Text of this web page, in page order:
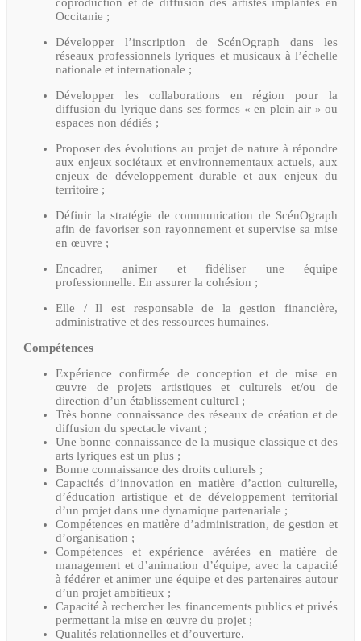
Occitanie ;
Développer l’inscription de ScénOgraph dans les
réseaux professionnels lyriques et musicaux à l’échelle
nationale et internationale ;
Développer les collaborations en région pour la
diffusion du lyrique dans ses formes « en plein air » ou
espaces non dédiés ;
Proposer des évolutions au projet de nature à répondre
aux enjeux sociétaux et environnementaux actuels, aux
enjeux de développement durable etaux enjeux du
territoire ;
Définir la stratégie de communication de ScénOgraph
afin de favoriser son rayonnement et supervise sa mise
en œuvre ;
Encadrer, animer et fidéliser une équipe
professionnelle. En assurer la cohésion ;
Elle / Il est responsable de la gestion financière,
administrative et des ressources humaines.
Compétences
Expérience confirmée de conception et de mise en
œuvre de projets artistiques et culturels et/ou de
direction d’un établissement culturel ;
Très bonne connaissance des réseaux de création et de
diffusion du spectacle vivant ;
Une bonne connaissance de la musique classique et des
arts lyriques est un plus ;
Bonne connaissance des droits culturels ;
Capacités d’innovation en matière d’action culturelle,
d’éducation artistique et de développement territorial
d’un projet dans une dynamique partenariale ;
Compétences en matière d’administration, de gestion et
d’organisation ;
Compétences et expérience avérées en matière de
management et d’animation d’équipe, avec la capacité
à fédérer et animer une équipe et des partenaires autour
d’un projet ambitieux ;
Capacité à rechercher les financements publics et privés
permettant la mise en œuvre du projet ;
Qualités relationnelles et d’ouverture.